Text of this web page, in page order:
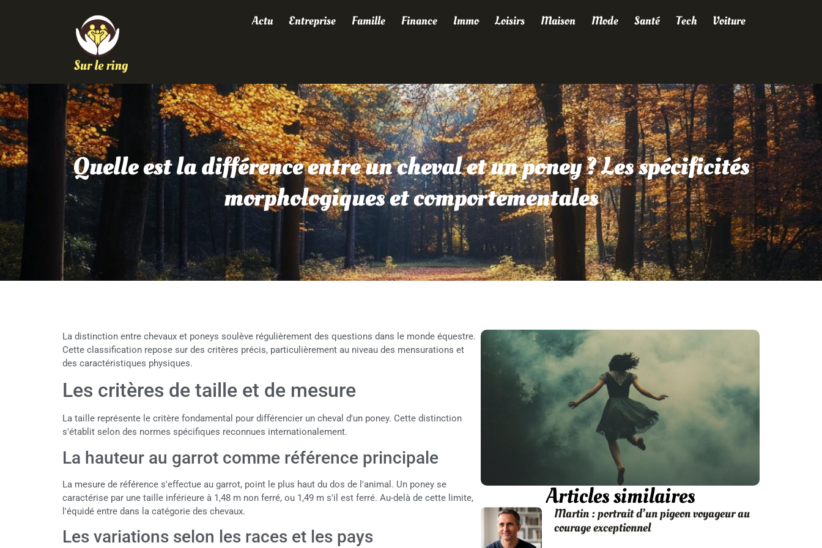
Actu Entreprise Famille Finance Immo Loisirs Maison Mode Santé Tech Voiture
Quelle est la différence entre un cheval et un poney ? Les spécificités
morphologiques et comportementales
La distinction entre chevaux et poneys soulève régulièrement des questions dans le monde équestre.
Cette classification repose sur des critères précis, particulièrement au niveau des mensurations et
des caractéristiques physiques.
Les critères de taille et de mesure
La taille représente le critère fondamental pour différencier un cheval d'un poney. Cette distinction
s'établit selon des normes spécifiques reconnues internationalement.
La hauteur au garrot comme référence principale
La mesure de référence s'effectue au garrot, point le plus haut du dos de l'animal. Un poney se
caractérise par une taille inférieure à 1,48 m non ferré, ou 1,49 m s'il est ferré. Au-delà de cette limite,
l'équidé entre dans la catégorie des chevaux.
Les variations selon les races et les pays
Articles similaires
Martin : portrait d’un pigeon voyageur au
courage exceptionnel